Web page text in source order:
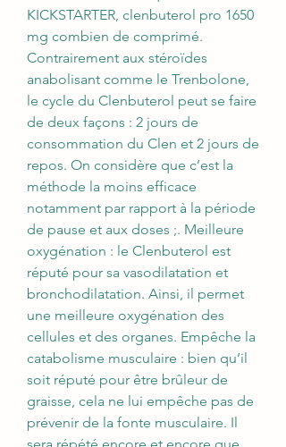
KICKSTARTER, clenbuterol pro 1650
mg combien de comprimé.
Contrairement aux stéroïdes
anabolisant comme le Trenbolone,
le cycle du Clenbuterol peut se faire
de deux façons : 2 jours de
consommation du Clen et 2 jours de
repos. On considère que c’est la
méthode la moins efficace
notamment par rapport à la période
de pause et aux doses ;. Meilleure
oxygénation : le Clenbuterol est
réputé pour sa vasodilatation et
bronchodilatation. Ainsi, il permet
une meilleure oxygénation des
cellules et des organes. Empêche la
catabolisme musculaire : bien qu’il
soit réputé pour être brûleur de
graisse, cela ne lui empêche pas de
prévenir de la fonte musculaire. Il